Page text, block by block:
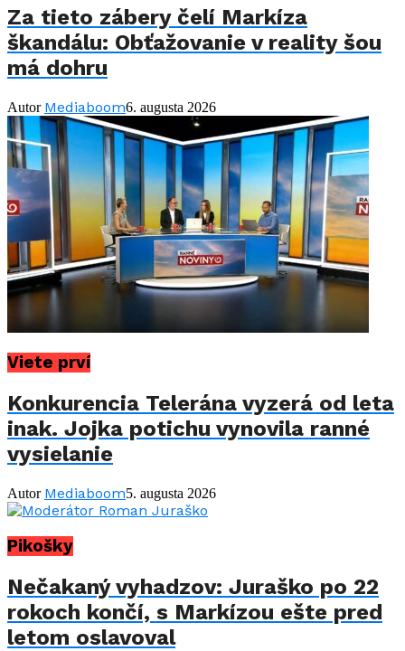
Za tieto zábery čelí Markíza
škandálu: Obťažovanie v reality šou
má dohru
Autor Mediaboom6. augusta 2026
Viete prví
Konkurencia Telerána vyzerá od leta
inak. Jojka potichu vynovila ranné
vysielanie
Autor Mediaboom5. augusta 2026
Pikošky
Nečakaný vyhadzov: Juraško po 22
rokoch končí, s Markízou ešte pred
letom oslavoval